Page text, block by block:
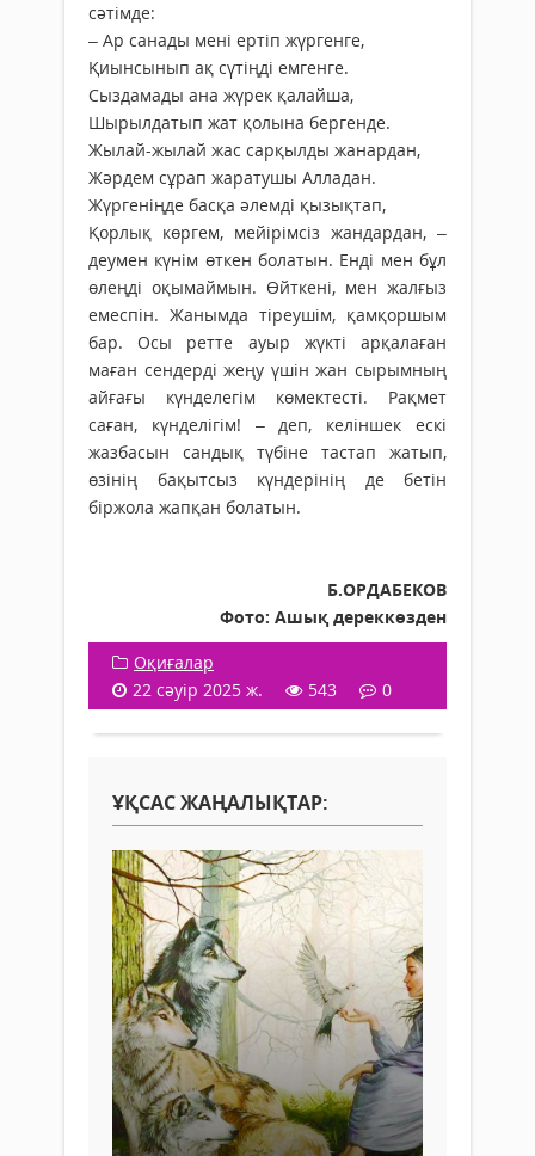
сәтімде:
– Ар санады мені ертіп жүргенге,
Қиынсынып ақ сүтіңді емгенге.
Сыздамады ана жүрек қалайша,
Шырылдатып жат қолына бергенде.
Жылай-жылай жас сарқылды жанардан,
Жәрдем сұрап жаратушы Алладан.
Жүргеніңде басқа әлемді қызықтап,
Қорлық көргем, мейірімсіз жандардан, –
деумен күнім өткен болатын. Енді мен бұл
өлеңді оқымаймын. Өйткені, мен жалғыз
емеспін. Жанымда тіреушім, қамқоршым
бар. Осы ретте ауыр жүкті арқалаған
маған сендерді жеңу үшін жан сырымның
айғағы күнделегім көмектесті. Рақмет
саған, күнделігім! – деп, келіншек ескі
жазбасын сандық түбіне тастап жатып,
өзінің бақытсыз күндерінің де бетін
біржола жапқан болатын.
Б.ОРДАБЕКОВ
Фото: Ашық дереккөзден
Оқиғалар
22 сәуір 2025 ж.
543 0
ҰҚСАС ЖАҢАЛЫҚТАР: